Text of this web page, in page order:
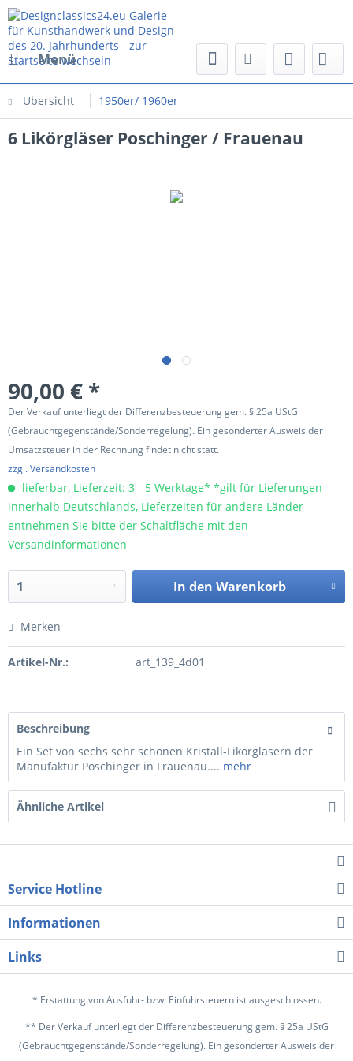
Menü
Übersicht 1950er/ 1960er
6 Likörgläser Poschinger / Frauenau
90,00 € *
Der Verkauf unterliegt der Differenzbesteuerung gem. § 25a UStG
(Gebrauchtgegenstände/Sonderregelung). Ein gesonderter Ausweis der
Umsatzsteuer in der Rechnung findet nicht statt.
zzgl. Versandkosten
lieferbar, Lieferzeit: 3 - 5 Werktage* *gilt für Lieferungen
innerhalb Deutschlands, Lieferzeiten für andere Länder
entnehmen Sie bitte der Schaltfläche mit den
Versandinformationen
In den Warenkorb
Merken
Artikel-Nr.: art_139_4d01
Beschreibung
Ein Set von sechs sehr schönen Kristall-Likörgläsern der
Manufaktur Poschinger in Frauenau.... mehr
Ähnliche Artikel
Service Hotline
Informationen
Links
* Erstattung von Ausfuhr- bzw. Einfuhrsteuern ist ausgeschlossen.
** Der Verkauf unterliegt der Differenzbesteuerung gem. § 25a UStG
(Gebrauchtgegenstände/Sonderregelung). Ein gesonderter Ausweis der